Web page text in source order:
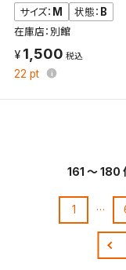
サイズ： M 状態： B
在庫店：別館
1,500
22 pt
161 ～ 180
1 …